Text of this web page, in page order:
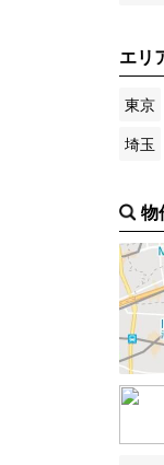
エリ
東京
埼玉
物